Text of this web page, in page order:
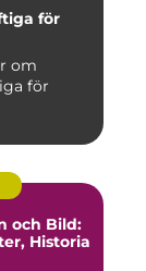
för
för
och Bild:
Historia